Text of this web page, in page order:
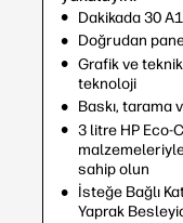
Dakikada 30
Doğrudan
Grafik ve
teknoloji
Baskı, tarama
3 litre HP Eco-
sahip olun
İsteğe Bağlı
Yaprak